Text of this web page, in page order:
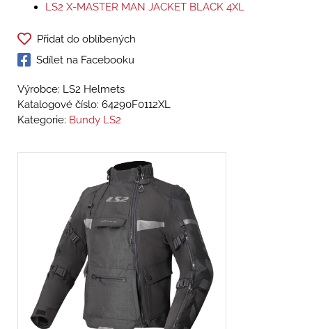
LS2 X-MASTER MAN JACKET BLACK 4XL
Přidat do oblíbených
Sdílet na Facebooku
Výrobce: LS2 Helmets
Katalogové číslo: 64290F0112XL
Kategorie: Bundy LS2